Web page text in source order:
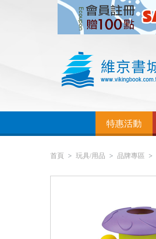
特惠活動
首頁 玩具/用品 品牌專區